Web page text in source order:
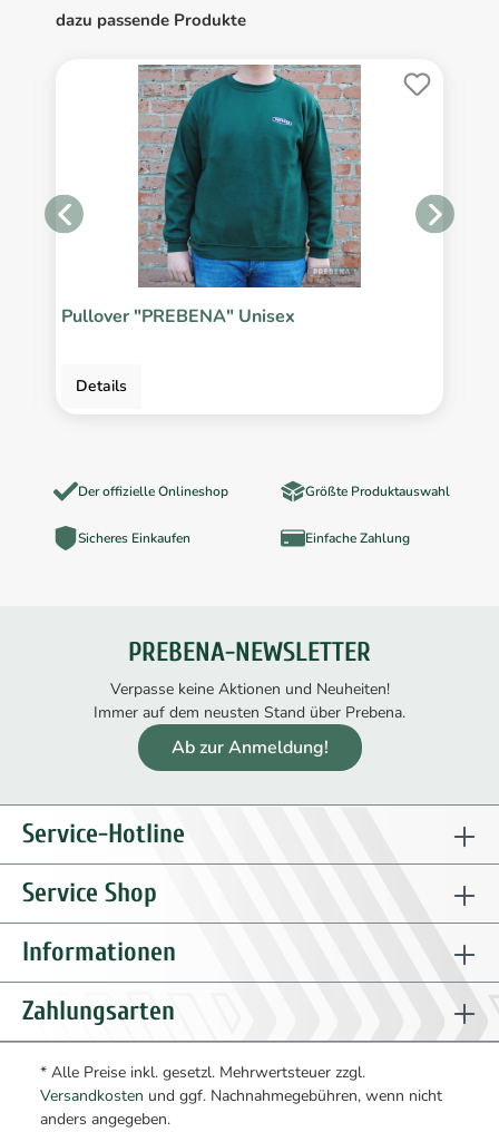
dazu passende Produkte
Pullover "PREBENA" Unisex
Details
Der offizielle Onlineshop Größte Produktauswahl
Sicheres Einkaufen Einfache Zahlung
PREBENA-NEWSLETTER
Verpasse keine Aktionen und Neuheiten!
Immer auf dem neusten Stand über Prebena.
Ab zur Anmeldung!
Service-Hotline
Service Shop
Informationen
Zahlungsarten
* Alle Preise inkl. gesetzl. Mehrwertsteuer zzgl.
Versandkosten und ggf. Nachnahmegebühren, wenn nicht
anders angegeben.